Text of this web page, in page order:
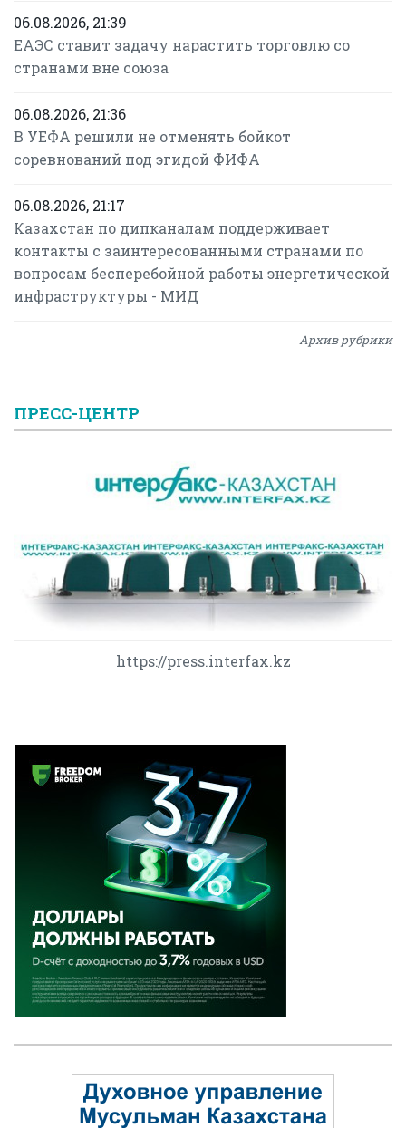
06.08.2026, 21:39
ЕАЭС ставит задачу нарастить торговлю со
странами вне союза
06.08.2026, 21:36
В УЕФА решили не отменять бойкот
соревнований под эгидой ФИФА
06.08.2026, 21:17
Казахстан по дипканалам поддерживает
контакты с заинтересованными странами по
вопросам бесперебойной работы энергетической
инфраструктуры - МИД
Архив рубрики
ПРЕСС-ЦЕНТР
https://press.interfax.kz